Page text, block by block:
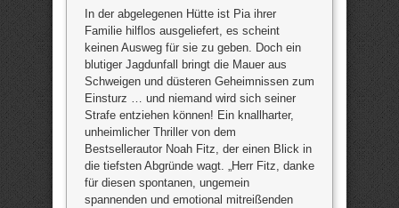
In der abgelegenen Hütte ist Pia ihrer
Familie hilflos ausgeliefert, es scheint
keinen Ausweg für sie zu geben. Doch ein
blutiger Jagdunfall bringt die Mauer aus
Schweigen und düsteren Geheimnissen zum
Einsturz … und niemand wird sich seiner
Strafe entziehen können! Ein knallharter,
unheimlicher Thriller von dem
Bestsellerautor Noah Fitz, der einen Blick in
die tiefsten Abgründe wagt. „Herr Fitz, danke
für diesen spontanen, ungemein
spannenden und emotional mitreißenden